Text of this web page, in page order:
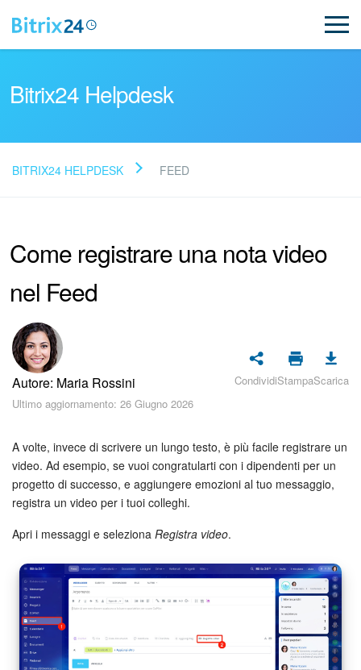
Novità
Supporto Bitrix24
Registrazione e accesso
Piani e pagamento
Sicurezza in Bitrix24
Come iniziare?
CoPilot: IA in Bitrix24
Messenger
Collab
Calendario
Bitrix24 Helpdesk
BITRIX24 HELPDESK FEED
Come registrare una nota video
nel Feed
Autore: Maria Rossini
Ultimo aggiornamento: 26 Giugno 2026
CondividiStampaScarica
A volte, invece di scrivere un lungo testo, è più facile registrare un
video. Ad esempio, se vuoi congratularti con i dipendenti per un
progetto di successo, e aggiungere emozioni al tuo messaggio,
registra un video per i tuoi colleghi.
Apri i messaggi e seleziona Registra video.